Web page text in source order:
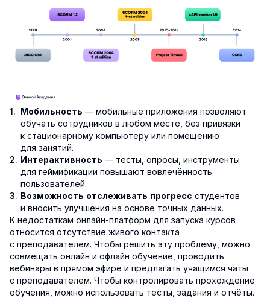
Мобильность — мобильные приложения позволяют
обучать сотрудников в любом месте, без привязки
к стационарному компьютеру или помещению
для занятий.
Интерактивность — тесты, опросы, инструменты
для геймификации повышают вовлечённость
пользователей.
Возможность отслеживать прогресс студентов
и вносить улучшения на основе точных данных.
К недостаткам онлайн-платформ для запуска курсов
относится отсутствие живого контакта
с преподавателем. Чтобы решить эту проблему, можно
совмещать онлайн и офлайн обучение, проводить
вебинары в прямом эфире и предлагать учащимся чаты
с преподавателем. Чтобы контролировать прохождение
обучения, можно использовать тесты, задания и отчёты.